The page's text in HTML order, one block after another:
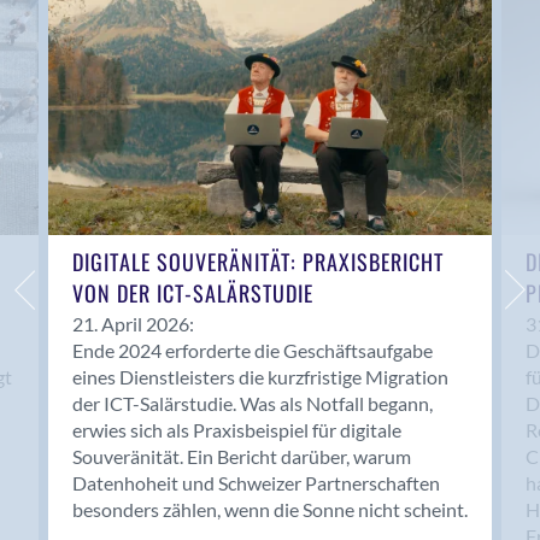
Anwil
Appenzell
Au SG
Baar
Baden
Balsthal
Balzers
Basel
Bassersdorf
Belp
Bendern
Benken (SG)
Bergdietikon
Berlin
Bern
Bern - Liebefeld
DIGITALE SOUVERÄNITÄT: PRAXISBERICHT
VON DER ICT-SALÄRSTUDIE
21. April 2026:
Ende 2024 erforderte die Geschäftsaufgabe
eines Dienstleisters die kurzfristige Migration
der ICT-Salärstudie. Was als Notfall begann,
erwies sich als Praxisbeispiel für digitale
Souveränität. Ein Bericht darüber, warum
Datenhoheit und Schweizer Partnerschaften
besonders zählen, wenn die Sonne nicht scheint.